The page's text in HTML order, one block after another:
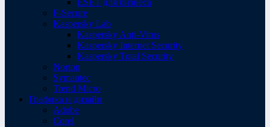
F-Secure
Kaspersky Lab
Kaspersky Anti-Virus
Kaspersky Internet Security
Kaspersky Total Security
Norton
Symantec
Trend Micro
Графика и дизайн
Adobe
Corel